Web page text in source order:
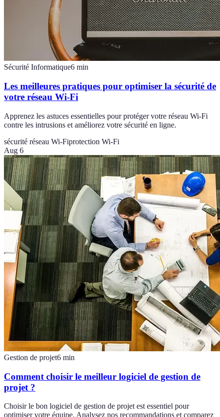
Sécurité Informatique6 min
Les meilleures pratiques pour optimiser la sécurité de
votre réseau Wi-Fi
Apprenez les astuces essentielles pour protéger votre réseau Wi-Fi
contre les intrusions et améliorez votre sécurité en ligne.
sécurité réseau Wi-Fiprotection Wi-Fi
Aug 6
Gestion de projet6 min
Comment choisir le meilleur logiciel de gestion de
projet ?
Choisir le bon logiciel de gestion de projet est essentiel pour
optimiser votre équipe. Analysez nos recommandations et comparez